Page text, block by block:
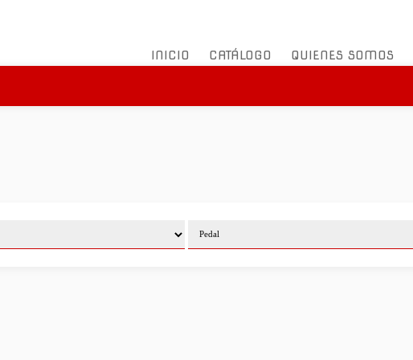
INICIO CATÁLOGO QUIENES SOMOS